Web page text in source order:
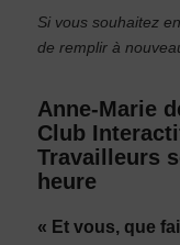
Si vous souhaitez
de remplir à
Anne-Marie
Club
Travailleurs
heure
« Et vous, que